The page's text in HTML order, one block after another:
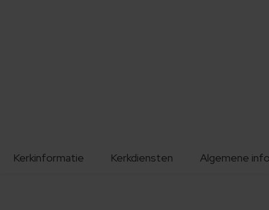
Kerkinformatie Kerkdiensten Algemene